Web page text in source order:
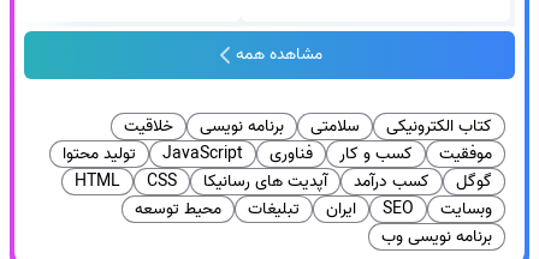
مشاهده همه
کتاب الکترونیکی سلامتی برنامه نویسی
خلاقیت
موفقیت
کسب و کار فناوری JavaScript
تولید محتوا
گوگل
کسب درآمد آپدیت های رسانیکا CSS
HTML
وبسایت
SEO ایران تبلیغات
محیط توسعه
برنامه نویسی وب